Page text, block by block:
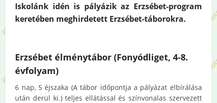
Iskolánk idén is pályázik az Erzsébet-program
keretében meghirdetett Erzsébet-táborokra.
Erzsébet élménytábor (Fonyódliget, 4-8.
évfolyam)
6 nap, 5 éjszaka (A tábor időpontja a pályázat elbírálása
után derül ki.) teljes ellátással és színvonalas szervezett